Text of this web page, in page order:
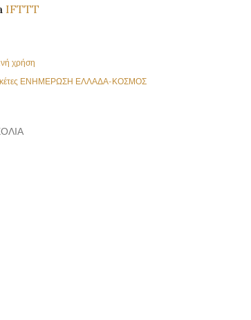
IFTTT
χρήση
ΕΝΗΜΕΡΩΣΗ ΕΛΛΑΔΑ-ΚΟΣΜΟΣ